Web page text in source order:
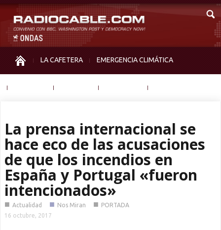
LA CAFETERA EMERGENCIA CLIMÁTICA
La prensa internacional se
hace eco de las acusaciones
de que los incendios en
España y Portugal «fueron
intencionados»
■ Actualidad ■ Nos Miran ■ PORTADA
16 octubre, 2017